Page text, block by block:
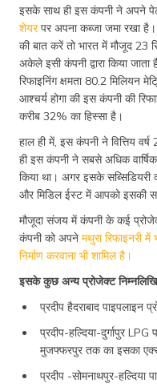
इसके साथ ही इस कंपनी ने अपने
शेयरपर अपना कब्जा जमा रखा
की बात करें तो भारत में मौजूद 23
अकेले इसी कंपनी द्वारा किया
रिफाइनिंग क्षमता 80.2
आश्चर्य होगा की इस कंपनी की
करीब 32% का हिस्सा है।
हाल ही में, इस कंपनी ने वित्तिय
ही इस कंपनी ने सबसे अधिक
किया था। अगर इसके सब्सिडियरी
और मिडिल ईस्ट में आपको इसकी
मौजूदा संजय में कंपनी के कई
कंपनी को अपने मथुरा रिफाइनरी
निर्माण करवाना भी शामिल है।
इसके कुछ अन्य प्रोजेक्ट
प्रदीप हैदराबाद पाइपलाइन
प्रदीप-हल्दिया-दुर्गापुर
मुजफ्फरपुर तक का इसका
प्रदीप -सोमनाथपुर-हल्दिया